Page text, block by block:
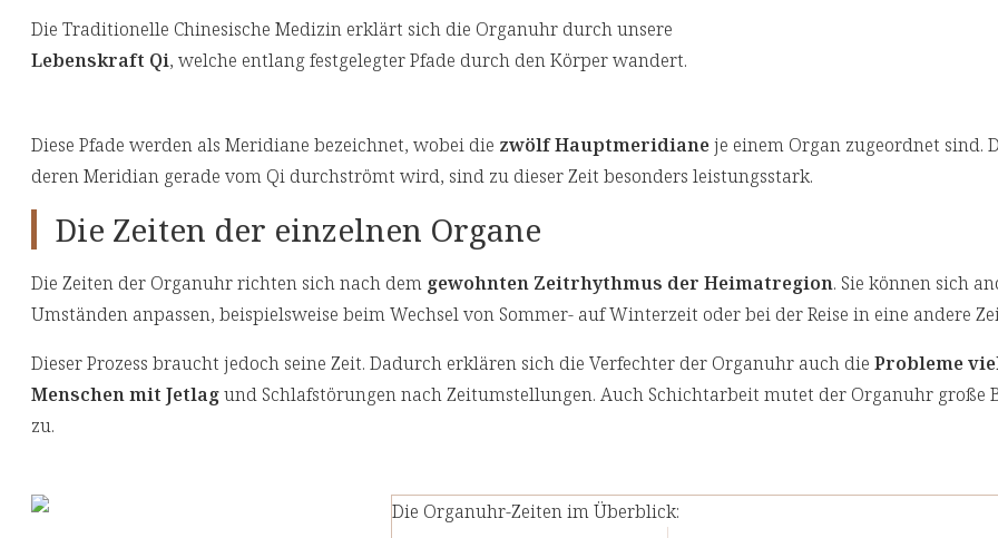
Die Traditionelle Chinesische Medizin erklärt sich die Organuhr durch unsere
Lebenskraft Qi, welche entlang festgelegter Pfade durch den Körper wandert.
Diese Pfade werden als Meridiane bezeichnet, wobei die zwölf Hauptmeridianeje einem Organ zugeordnet sind.
deren Meridian gerade vom Qi durchströmt wird, sind zu dieser Zeit besonders leistungsstark.
Die Zeiten der einzelnen Organe
Die Zeiten der Organuhr richten sich nach dem gewohnten Zeitrhythmus der Heimatregion. Sie können sich
Umständen anpassen, beispielsweise beim Wechsel von Sommer- auf Winterzeit oder bei der Reise in eine andere
Dieser Prozess braucht jedoch seine Zeit. Dadurch erklären sich die Verfechter der Organuhr auch die Probleme
Menschen mit Jetlagund Schlafstörungen nach Zeitumstellungen. Auch Schichtarbeit mutet der Organuhr große
zu.
Die Organuhr-Zeiten im Überblick: